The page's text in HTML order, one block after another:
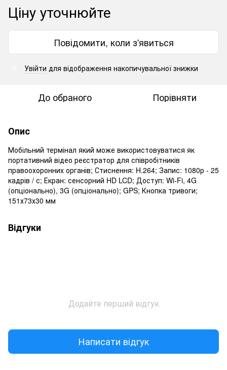
Ціну уточнюйте
Повідомити, коли з'явиться
Увійти для відображення накопичувальної знижки
До обраного Порівняти
Опис
Мобільний термінал який може використовуватися як
портативний відео реєстратор для співробітників
правоохоронних органів; Стиснення: H.264; Запис: 1080р - 25
кадрів / с; Екран: сенсорний HD LCD; Доступ: Wi-Fi, 4G
(опціонально), 3G (опціонально); GPS; Кнопка тривоги;
151х73х30 мм
Відгуки
Додайте перший відгук
Написати відгук